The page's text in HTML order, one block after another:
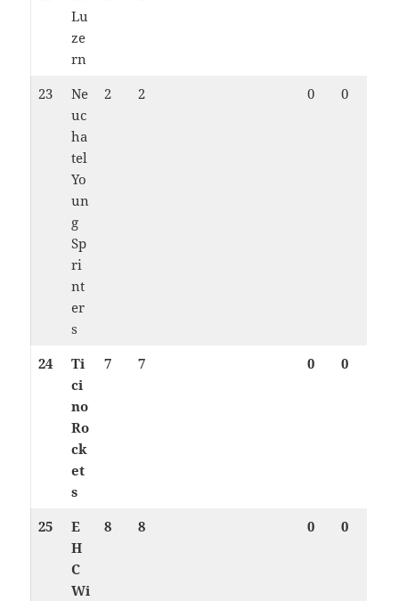
Lu
ze
rn
23
Ne
uc
ha
tel
Yo
un
g
Sp
ri
nt
er
s
2 2 0 0
24
Ti
ci
no
Ro
ck
et
s
7 7 0 0
25
E
H
C
Wi
8 8 0 0